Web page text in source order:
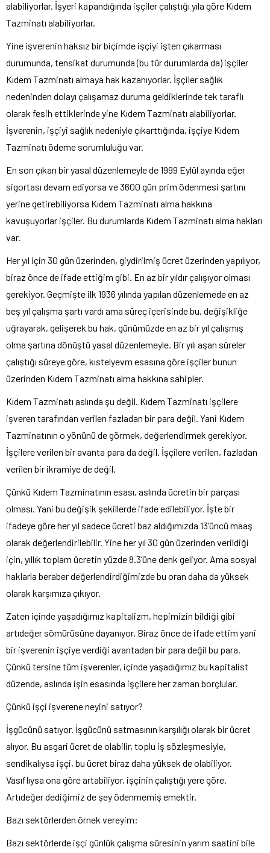
alabiliyorlar. İşyeri kapandığında işçiler çalıştığı yıla göre Kıdem
Tazminatı alabiliyorlar.
Yine işverenin haksız bir biçimde işçiyi işten çıkarması
durumunda, tensikat durumunda (bu tür durumlarda da) işçiler
Kıdem Tazminatı almaya hak kazanıyorlar. İşçiler sağlık
nedeninden dolayı çalışamaz duruma geldiklerinde tek taraflı
olarak fesih ettiklerinde yine Kıdem Tazminatı alabiliyorlar.
İşverenin, işçiyi sağlık nedeniyle çıkarttığında, işçiye Kıdem
Tazminatı ödeme sorumluluğu var.
En son çıkan bir yasal düzenlemeyle de 1999 Eylül ayında eğer
sigortası devam ediyorsa ve 3600 gün prim ödenmesi şartını
yerine getirebiliyorsa Kıdem Tazminatı alma hakkına
kavuşuyorlar işçiler. Bu durumlarda Kıdem Tazminatı alma hakları
var.
Her yıl için 30 gün üzerinden, giydirilmiş ücret üzerinden yapılıyor,
biraz önce de ifade ettiğim gibi. En az bir yıldır çalışıyor olması
gerekiyor. Geçmişte ilk 1936 yılında yapılan düzenlemede en az
beş yıl çalışma şartı vardı ama süreç içerisinde bu, değişikliğe
uğrayarak, gelişerek bu hak, günümüzde en az bir yıl çalışmış
olma şartına dönüştü yasal düzenlemeyle. Bir yılı aşan süreler
çalıştığı süreye göre, kıstelyevm esasına göre işçiler bunun
üzerinden Kıdem Tazminatı alma hakkına sahipler.
Kıdem Tazminatı aslında şu değil. Kıdem Tazminatı işçilere
işveren tarafından verilen fazladan bir para değil. Yani Kıdem
Tazminatının o yönünü de görmek, değerlendirmek gerekiyor.
İşçilere verilen bir avanta para da değil. İşçilere verilen, fazladan
verilen bir ikramiye de değil.
Çünkü Kıdem Tazminatının esası, aslında ücretin bir parçası
olması. Yani bu değişik şekillerde ifade edilebiliyor. İşte bir
ifadeye göre her yıl sadece ücreti baz aldığımızda 13’üncü maaş
olarak değerlendirilebilir. Yine her yıl 30 gün üzerinden verildiği
için, yıllık toplam ücretin yüzde 8.3’üne denk geliyor. Ama sosyal
haklarla beraber değerlendirdiğimizde bu oran daha da yüksek
olarak karşımıza çıkıyor.
Zaten içinde yaşadığımız kapitalizm, hepimizin bildiği gibi
artıdeğer sömürüsüne dayanıyor. Biraz önce de ifade ettim yani
bir işverenin işçiye verdiği avantadan bir para değil bu para.
Çünkü tersine tüm işverenler, içinde yaşadığımız bu kapitalist
düzende, aslında işin esasında işçilere her zaman borçlular.
Çünkü işçi işverene neyini satıyor?
İşgücünü satıyor. İşgücünü satmasının karşılığı olarak bir ücret
alıyor. Bu asgari ücret de olabilir, toplu iş sözleşmesiyle,
sendikalıysa işçi, bu ücret biraz daha yüksek de olabiliyor.
Vasıflıysa ona göre artabiliyor, işçinin çalıştığı yere göre.
Artıdeğer dediğimiz de şey ödenmemiş emektir.
Bazı sektörlerden örnek vereyim:
Bazı sektörlerde işçi günlük çalışma süresinin yarım saatini bile